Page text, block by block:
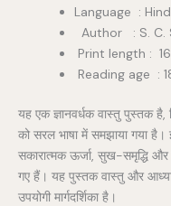
Language :
Author : S. C.
Print length :
यह एक ज्ञानवर्धक वास्तु पुस्तक है,
को सरल भाषा में समझाया गया
सकारात्मक ऊर्जा, सुख-समृद्धि
गए हैं। यह पुस्तक वास्तु और
उपयोगी मार्गदर्शिका है।